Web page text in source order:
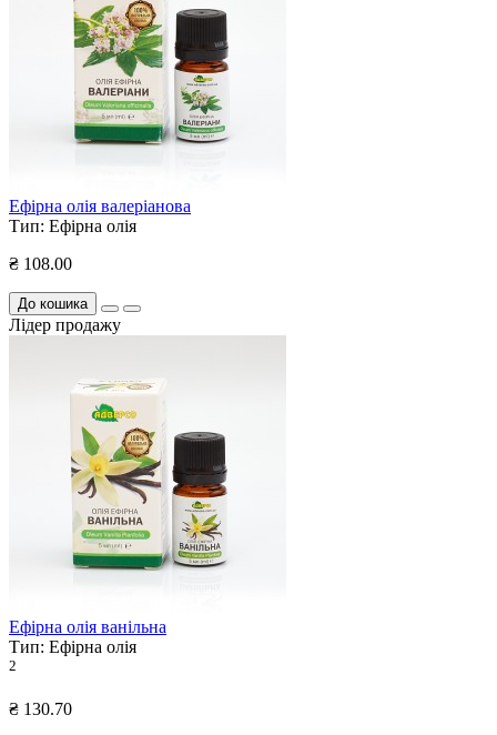
Ефірна олія валеріанова
Тип: Ефірна олія
₴ 108.00
До кошика
Лідер продажу
Ефірна олія ванільна
Тип: Ефірна олія
2
₴ 130.70